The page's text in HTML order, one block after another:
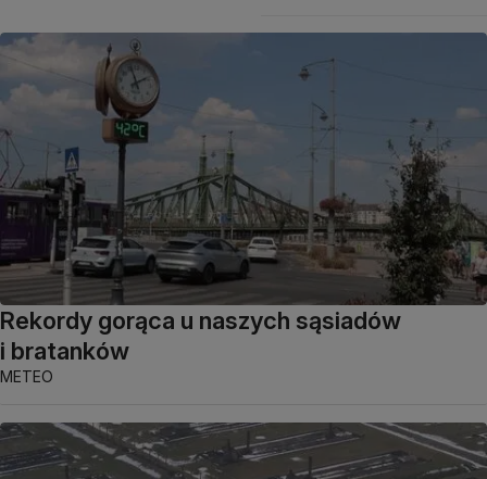
Rekordy gorąca u naszych sąsiadów
i bratanków
METEO